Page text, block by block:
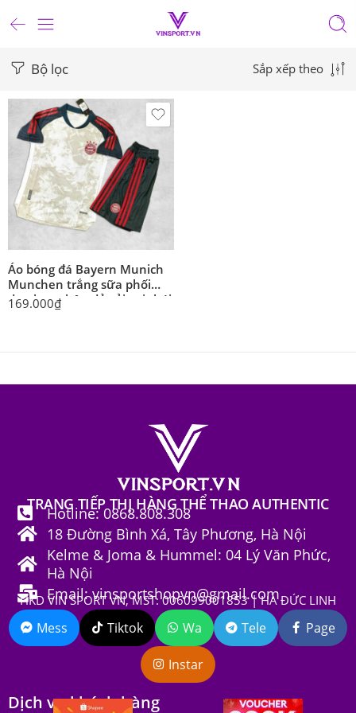
Bộ lọc Sắp xếp theo
Áo bóng đá Bayern Munich
Munchen trắng sữa phối
đen logo thêu đỏ vải gai thái
169.000₫
TRANG TIẾP THỊ HÀNG THỂ THAO AUTHENTIC
Hotline: 0868.808.308
18 Đường Bình Xá, Tây Phương, Hà Nội
Kelme & Joma & Hummel: 04 Lý Văn Phức,
Hà Nội
Email: vinsportshopvn@gmail.com
HKD VIN SPORT VN, MST: 006099001853 | HÀ ĐỨC LINH
Mess Tiktok Wa Tele Page
Instar
Dịch vụ khách hàng